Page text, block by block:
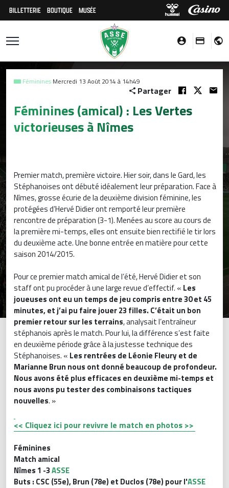
BILLETTERIE BOUTIQUE MUSÉE
Féminines Mercredi 13 Août 2014 à 14h49
Partager
Féminines (amical) : Les Vertes
victorieuses à Nîmes
Premier match, première victoire. Hier soir, dans le Gard, les
Stéphanoises ont débuté idéalement leur préparation. Face à
Nîmes, grosse écurie de la deuxième division féminine, les
protégées d’Hervé Didier ont remporté leur première
rencontre de préparation (3-1). Menées au score au cours de
la première mi-temps, elles ont ensuite bien rectifié le tir lors
du deuxième acte. Une bonne entrée en matière pour cette
saison 2014/2015.
Pour ce premier match amical de l’été, Hervé Didier et son
staff ont pu procéder à une large revue d’effectif. « Les
joueuses ont eu un temps de jeu compris entre 30 et 45
minutes, et j’ai pu faire jouer 23 filles. C’était un bon
premier retour sur les terrains, analysait l’entraîneur
stéphanois après le match. Pour lui, la différence s’est faite
en deuxième période grâce à la justesse technique des
Stéphanoises. « Les rentrées de Léonie Fleury et de
Marianne Brun nous ont donné beaucoup de profondeur.
Nous avons été plus efficaces en deuxième mi-temps et
nous avons pu tester des combinaisons tactiques
nouvelles. »
<< Cliquez ici pour revivre le match en photos >>
Féminines
Match amical
Nîmes 1 -3ASSE
Buts : CSC (55e), Brun (78e) et Duclos (78e) pour l'ASSE